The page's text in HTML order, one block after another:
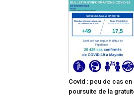
Covid : peu de cas
poursuite de la